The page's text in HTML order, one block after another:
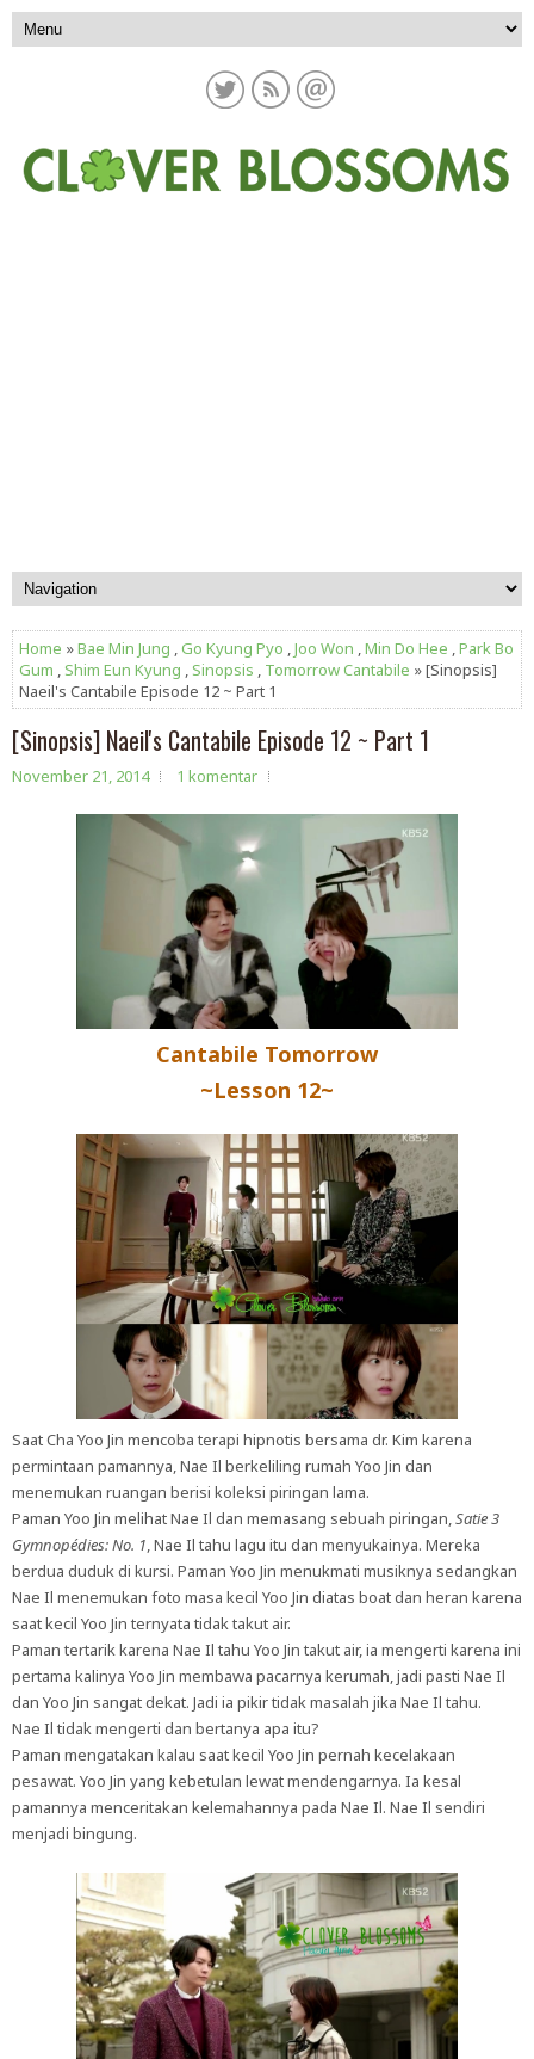
Home »Bae Min Jung ,Go Kyung Pyo ,Joo Won ,Min Do Hee ,Park Bo
Gum , Shim Eun Kyung , Sinopsis , Tomorrow Cantabile » [Sinopsis]
Naeil's Cantabile Episode 12 ~ Part 1
[Sinopsis] Naeil's Cantabile Episode 12 ~ Part 1
November 21, 2014 1 komentar
Cantabile Tomorrow
~Lesson 12~
Saat Cha Yoo Jin mencoba terapi hipnotis bersama dr. Kim karena
permintaan pamannya, Nae Il berkeliling rumah Yoo Jin dan
menemukan ruangan berisi koleksi piringan lama.
Paman Yoo Jin melihat Nae Il dan memasang sebuah piringan,Satie 3
Gymnopédies: No. 1, Nae Il tahu lagu itu dan menyukainya. Mereka
berdua duduk di kursi. Paman Yoo Jin menukmati musiknya sedangkan
Nae Il menemukan foto masa kecil Yoo Jin diatas boat dan heran karena
saat kecil Yoo Jin ternyata tidak takut air.
Paman tertarik karena Nae Il tahu Yoo Jin takut air, ia mengerti karena ini
pertama kalinya Yoo Jin membawa pacarnya kerumah, jadi pasti Nae Il
dan Yoo Jin sangat dekat. Jadi ia pikir tidak masalah jika Nae Il tahu.
Nae Il tidak mengerti dan bertanya apa itu?
Paman mengatakan kalau saat kecil Yoo Jin pernah kecelakaan
pesawat. Yoo Jin yang kebetulan lewat mendengarnya. Ia kesal
pamannya menceritakan kelemahannya pada Nae Il. Nae Il sendiri
menjadi bingung.